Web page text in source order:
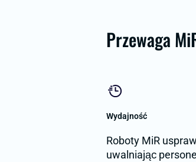
Przewaga
Wydajność
Roboty MiR
uwalniając